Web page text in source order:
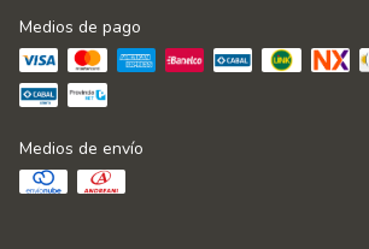
Medios de pago
Medios de envío